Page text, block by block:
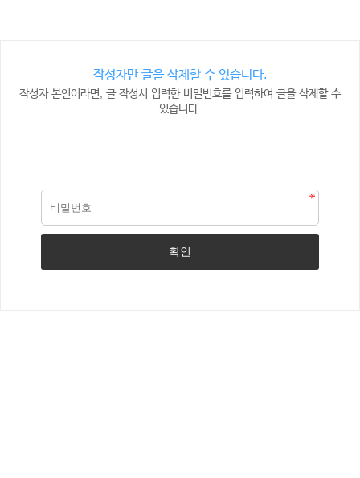
작성자만 글을 삭제할 수 있습니다.
작성자 본인이라면, 글 작성시 입력한 비밀번호를 입력하여 글을 삭제할 수
있습니다.